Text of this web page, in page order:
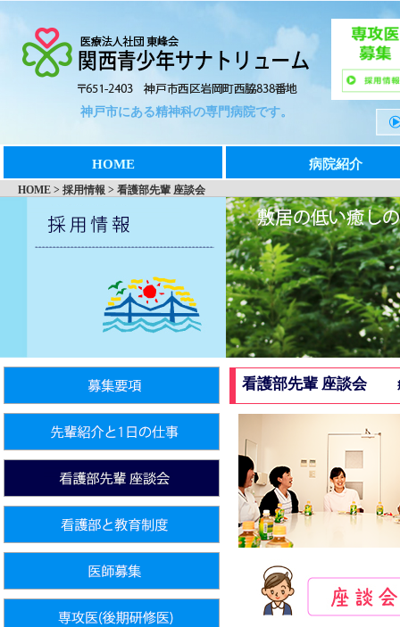
神戸市にある精神科の専門病院です。
HOME 病院紹介
HOME > 採用情報 > 看護部先輩 座談会
看護部先輩 座談会